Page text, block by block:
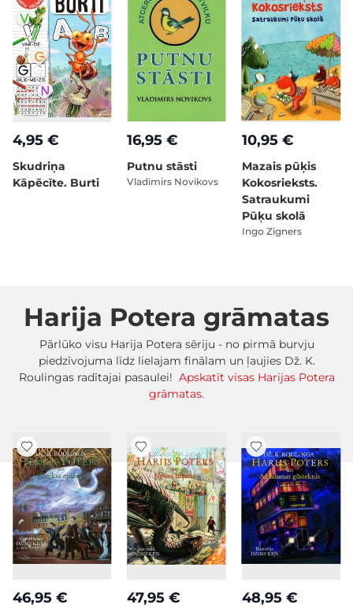
4,95 €
Skudriņa
Kāpēcīte. Burti
16,95 €
Putnu stāsti
Vladimirs Novikovs
10,95 €
Mazais pūķis
Kokosrieksts.
Satraukumi
Pūķu skolā
Ingo Zīgners
Harija Potera grāmatas
Pārlūko visu Harija Potera sēriju - no pirmā burvju
piedzīvojuma līdz lielajam finālam un ļaujies Dž. K.
Roulingas radītajai pasaulei! Apskatīt visas Harijas Potera
grāmatas.
46,95 € 47,95 € 48,95 €